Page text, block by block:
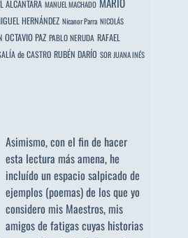
ALCÁNTARA MANUEL MACHADO
HERNÁNDEZ Nicanor Parra NICOLÁS
OCTAVIO PAZ PABLO NERUDA RAFAEL
de CASTRO RUBÉN DARÍO SOR JUANA INÉS
Asimismo, con el fin de hacer
esta lectura más amena, he
incluído un espacio salpicado de
ejemplos (poemas) de los que yo
considero mis Maestros, mis
amigos de fatigas cuyas historias